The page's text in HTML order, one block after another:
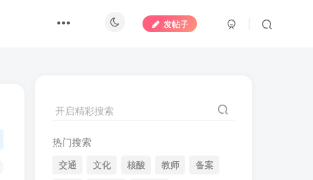
发帖子
开启精彩搜索
热门搜索
交通 文化 核酸 教师
备案